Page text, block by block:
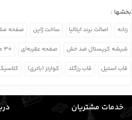
بخشها :
زنانه اصالت برند ایتالیا ساخت ژاپن صفحه
شیشه کریستال ضد خش صفحه عقربه‌ای ۳۰ متر ضد آب
قاب استیل قاب رزگلد کوارتز (باتری)
خدمات مشتریان